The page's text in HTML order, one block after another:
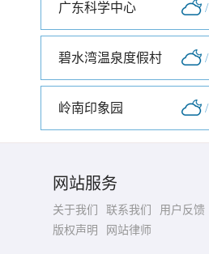
广东科学中心 /
碧水湾温泉度假村 /
岭南印象园 /
网站服务
关于我们 联系我们
用户反馈
版权声明
网站律师